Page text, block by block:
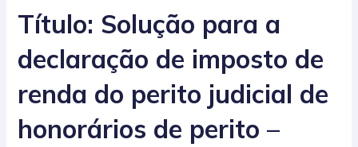
Título: Solução para a
declaração de imposto de
renda do perito judicial de
honorários de perito –